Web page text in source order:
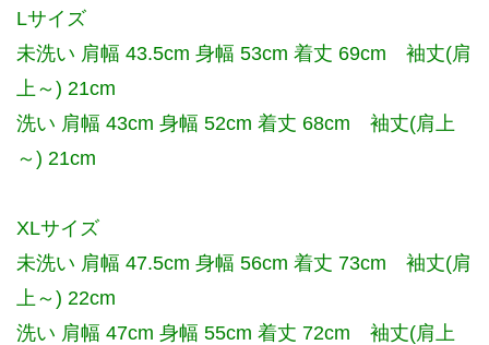
Lサイズ
未洗い 肩幅 43.5cm 身幅 53cm 着丈 69cm 袖丈(肩
上～) 21cm
洗い 肩幅 43cm 身幅 52cm 着丈 68cm 袖丈(肩上
～) 21cm
XLサイズ
未洗い 肩幅 47.5cm 身幅 56cm 着丈 73cm 袖丈(肩
上～) 22cm
洗い 肩幅 47cm 身幅 55cm 着丈 72cm 袖丈(肩上